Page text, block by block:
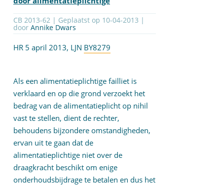
CB 2013-62 | Geplaatst op 10-04-2013 |
door Annike Dwars
HR 5 april 2013, LJN BY8279
Als een alimentatieplichtige failliet is
verklaard en op die grond verzoekt het
bedrag van de alimentatieplicht op nihil
vast te stellen, dient de rechter,
behoudens bijzondere omstandigheden,
ervan uit te gaan dat de
alimentatieplichtige niet over de
draagkracht beschikt om enige
onderhoudsbijdrage te betalen en dus het